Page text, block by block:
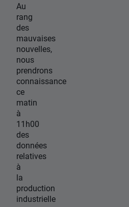
Au
rang
des
mauvaises
nouvelles,
nous
prendrons
connaissance
ce
matin
à
11h00
des
données
relatives
à
la
production
industrielle